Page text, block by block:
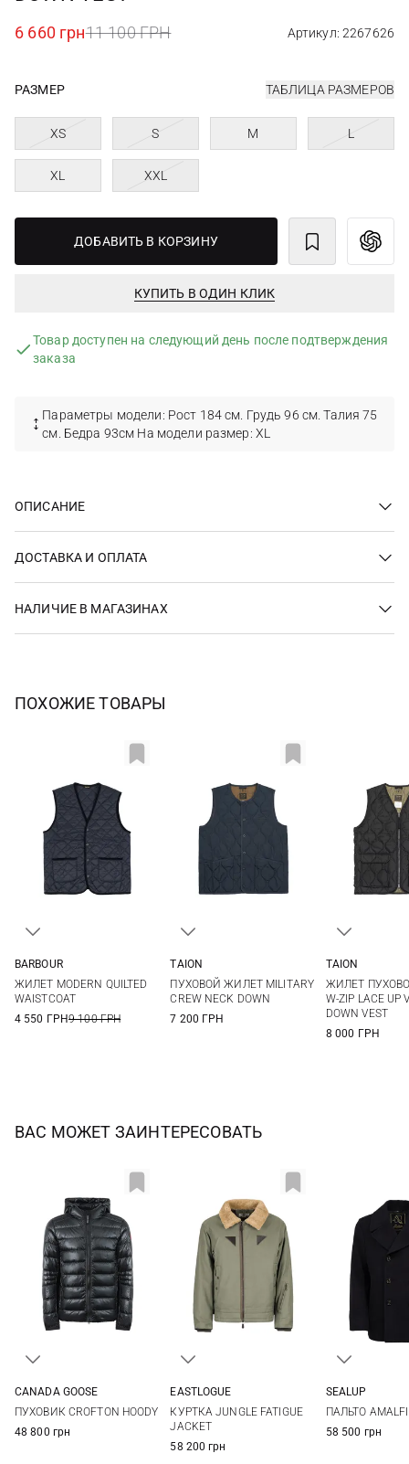
6 660 грн11 100 ГРН Артикул: 2267626
РАЗМЕР ТАБЛИЦА РАЗМЕРОВ
XS S M L
XL XXL
ДОБАВИТЬ В КОРЗИНУ
КУПИТЬ В ОДИН КЛИК
Товар доступен на следующий день после подтверждения
заказа
Параметры модели: Рост 184 см. Грудь 96 см. Талия 75
см. Бедра 93см На модели размер: XL
ОПИСАНИЕ
ДОСТАВКА И ОПЛАТА
НАЛИЧИЕ В МАГАЗИНАХ
ПОХОЖИЕ ТОВАРЫ
BARBOUR
ЖИЛЕТ MODERN QUILTED
WAISTCOAT
4 550 ГРН9 100 ГРН
XL
XXL
TAION
ПУХОВОЙ ЖИЛЕТ MILITARY
CREW NECK DOWN
7 200 ГРН
XXL
TAION
ЖИЛЕТ
W-ZIP LACE UP
DOWN VEST
8 000 ГРН
ВАС МОЖЕТ ЗАИНТЕРЕСОВАТЬ
CANADA GOOSE
ПУХОВИК CROFTON HOODY
48 800 грн
EASTLOGUE
КУРТКА JUNGLE FATIGUE
JACKET
58 200 грн
SEALUP
ПАЛЬТО AMALFI
58 500 грн